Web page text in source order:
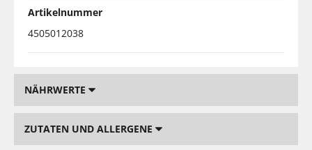
Artikelnummer
4505012038
NÄHRWERTE
ZUTATEN UND ALLERGENE